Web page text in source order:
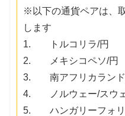
※以下の通貨ペアは、
します
1. トルコリラ/円
2. メキシコペソ/円
3. 南アフリカランド
4. ノルウェー/スウ
5. ハンガリーフォリ